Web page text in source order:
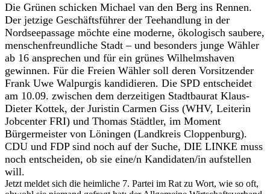
Die Grünen schicken Michael van den Berg ins Rennen.
Der jetzige Geschäftsführer der Teehandlung in der
Nordseepassage möchte eine moderne, ökologisch saubere,
menschenfreundliche Stadt – und besonders junge Wähler
ab 16 ansprechen und für ein grünes Wilhelmshaven
gewinnen. Für die Freien Wähler soll deren Vorsitzender
Frank Uwe Walpurgis kandidieren. Die SPD entscheidet
am 10.09. zwischen dem derzeitigen Stadtbaurat Klaus-
Dieter Kottek, der Juristin Carmen Giss (WHV, Leiterin
Jobcenter FRI) und Thomas Städtler, im Moment
Bürgermeister von Löningen (Landkreis Cloppenburg).
CDU und FDP sind noch auf der Suche, DIE LINKE muss
noch entscheiden, ob sie eine/n Kandidaten/in aufstellen
will.
Jetzt meldet sich die heimliche 7. Partei im Rat zu Wort, wie so oft,